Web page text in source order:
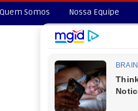
Quem Somos Nossa Equipe